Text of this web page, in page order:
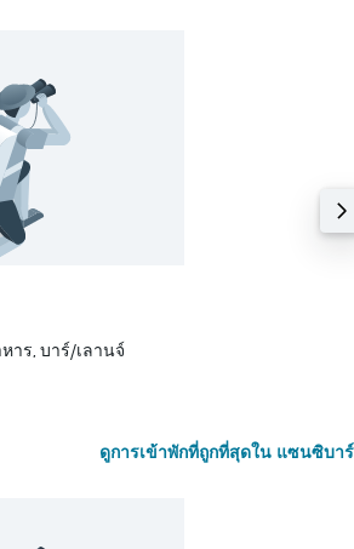
าร, บาร์/เลานจ์
ดูการเข้าพักที่ถูกที่สุดใน แซนซิบาร์